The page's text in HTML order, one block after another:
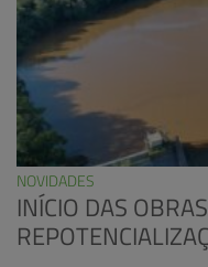
NOVIDADES
INÍCIO DAS